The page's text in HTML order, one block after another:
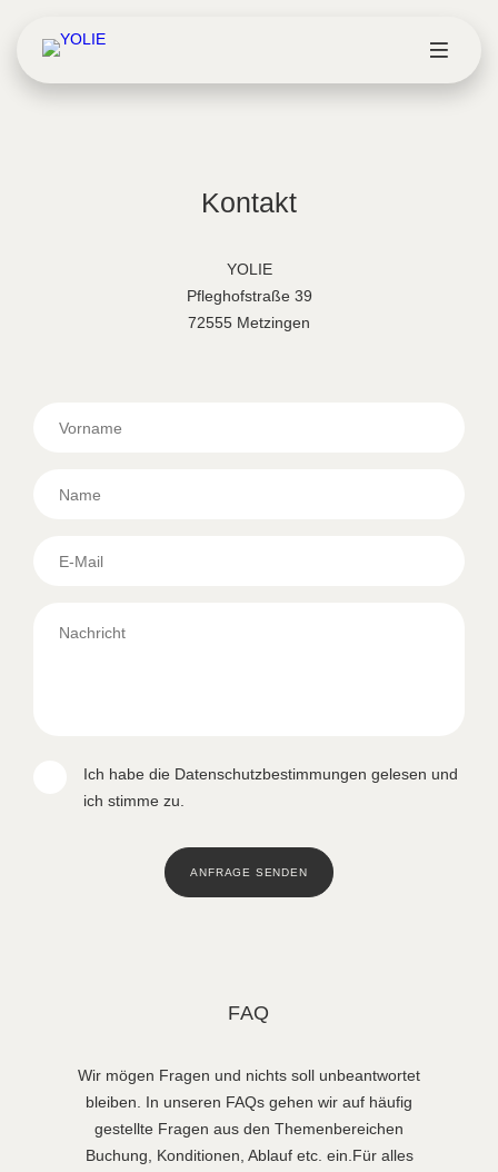
Kontakt
YOLIE
Pfleghofstraße 39
72555 Metzingen
Ich habe die Datenschutzbestimmungen gelesen und
ich stimme zu.
ANFRAGE SENDEN
FAQ
Wir mögen Fragen und nichts soll unbeantwortet
bleiben. In unseren FAQs gehen wir auf häufig
gestellte Fragen aus den Themenbereichen
Buchung, Konditionen, Ablauf etc. ein. Für alles